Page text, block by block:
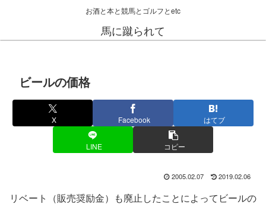
お酒と本と競馬とゴルフとetc
馬に蹴られて
ビールの価格
X Facebook はてブ
LINE コピー
2005.02.07 2019.02.06
リベート（販売奨励金）も廃止したことによってビールの